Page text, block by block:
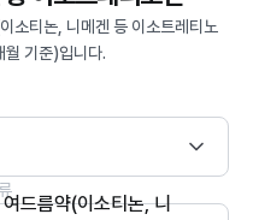
소티논, 니메겐 등 이소트레티노
기준)입니다.
여드름약(이소티논, 니